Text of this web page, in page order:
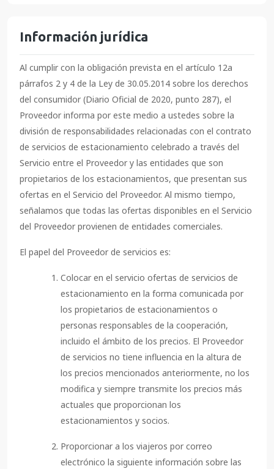
Información jurídica
Al cumplir con la obligación prevista en el artículo 12a
párrafos 2 y 4 de la Ley de 30.05.2014 sobre los derechos
del consumidor (Diario Oficial de 2020, punto 287), el
Proveedor informa por este medio a ustedes sobre la
división de responsabilidades relacionadas con el contrato
de servicios de estacionamiento celebrado a través del
Servicio entre el Proveedor y las entidades que son
propietarios de los estacionamientos, que presentan sus
ofertas en el Servicio del Proveedor. Al mismo tiempo,
señalamos que todas las ofertas disponibles en el Servicio
del Proveedor provienen de entidades comerciales.
El papel del Proveedor de servicios es:
Colocar en el servicio ofertas de servicios de
estacionamiento en la forma comunicada por
los propietarios de estacionamientos o
personas responsables de la cooperación,
incluido el ámbito de los precios. El Proveedor
de servicios no tiene influencia en la altura de
los precios mencionados anteriormente, no los
modifica y siempre transmite los precios más
actuales que proporcionan los
estacionamientos y socios.
Proporcionar a los viajeros por correo
electrónico la siguiente información sobre las